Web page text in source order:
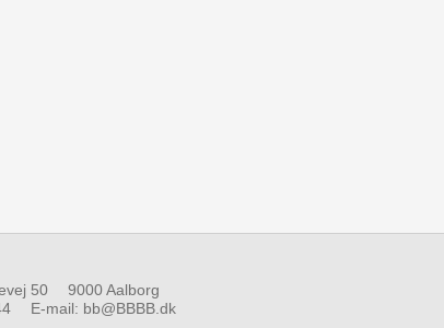
50
9000 Aalborg
E-mail: bb@BBBB.dk